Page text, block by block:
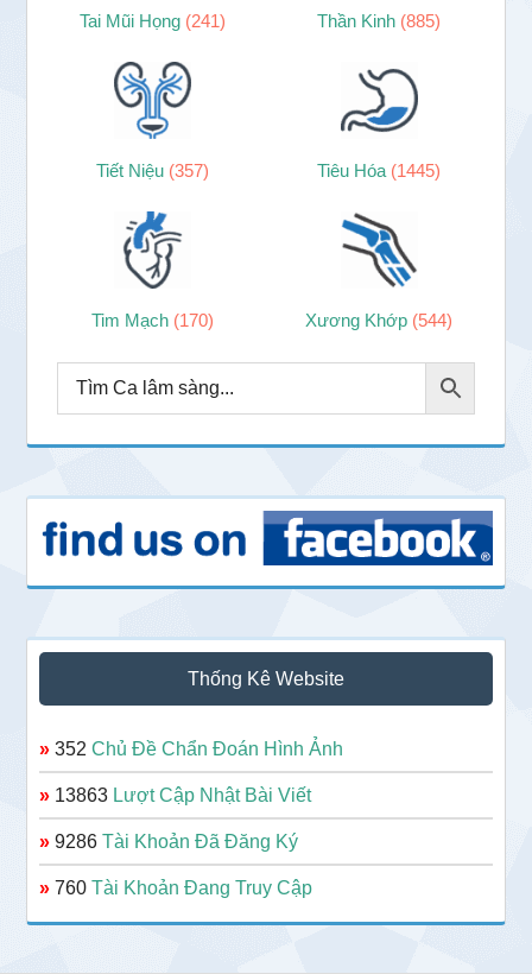
Tai Mũi Họng (241) Thần Kinh (885)
Tiết Niệu (357) Tiêu Hóa (1445)
Tim Mạch (170) Xương Khớp (544)
Thống Kê Website
» 352Chủ Đề Chẩn Đoán Hình Ảnh
» 13863 Lượt Cập Nhật Bài Viết
» 9286Tài Khoản Đã Đăng Ký
» 760Tài Khoản Đang Truy Cập